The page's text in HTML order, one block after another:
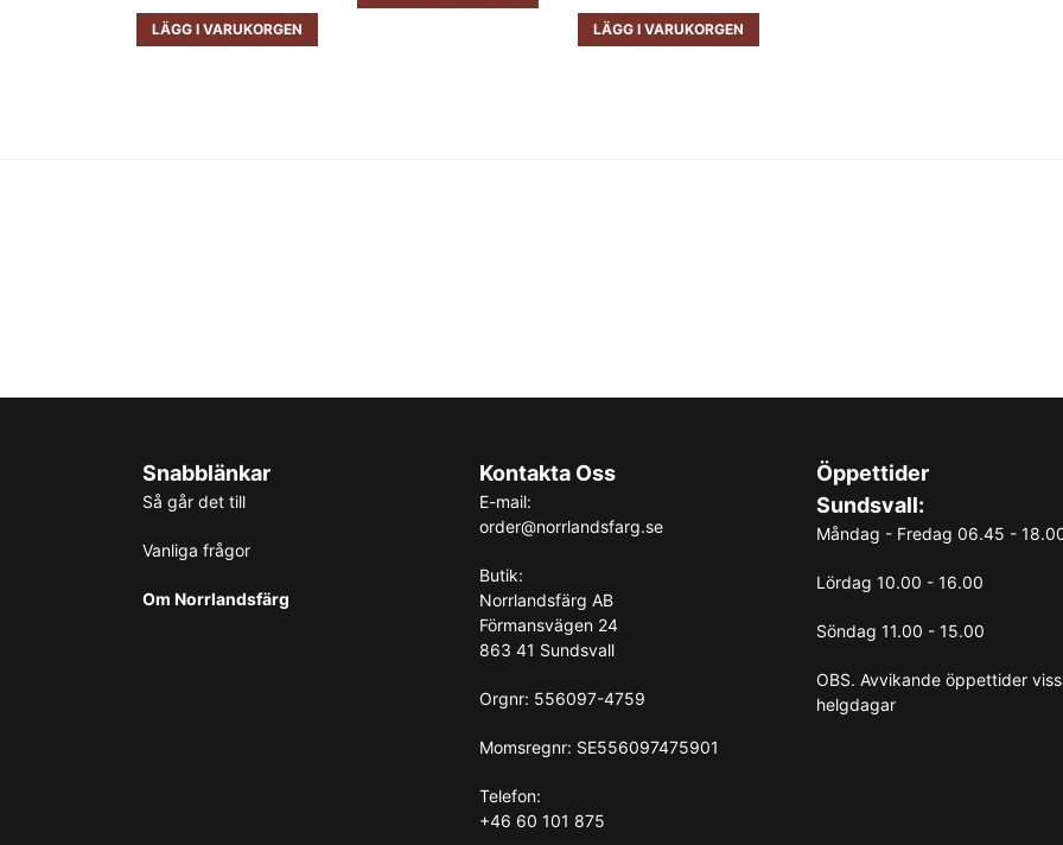
LÄGG I VARUKORGEN LÄGG I VARUKORGEN
Snabblänkar
Så går det till
Vanliga frågor
Om Norrlandsfärg
Kontakta Oss
E-mail:
order@norrlandsfarg.se
Butik:
Norrlandsfärg AB
Förmansvägen 24
863 41 Sundsvall
Orgnr: 556097-4759
Momsregnr: SE556097475901
Telefon:
+46 60 101 875
Öppettider
Sundsvall:
Måndag - Fredag 06.45 -
Lördag 10.00 - 16.00
Söndag 11.00 - 15.00
OBS. Avvikande öppettider
helgdagar